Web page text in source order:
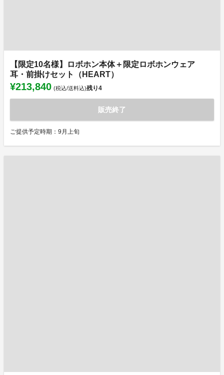
【限定10名様】ロボホン本体＋限定ロボホンウェア
耳・前掛けセット（HEART）
¥213,840 (税込/送料込)残り4
販売終了
ご提供予定時期：9月上旬